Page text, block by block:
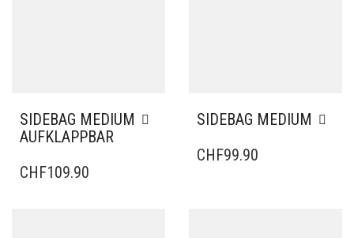
SIDEBAG MEDIUM
AUFKLAPPBAR
CHF109.90
SIDEBAG MEDIUM
CHF99.90